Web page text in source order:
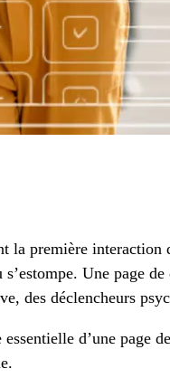
la première
Une page
des déclencheurs
essentielle d’une